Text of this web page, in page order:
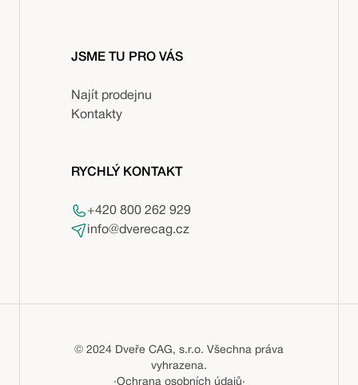
JSME TU PRO VÁS
Najít prodejnu
Kontakty
RYCHLÝ KONTAKT
+420 800 262 929
info@dverecag.cz
© 2024 Dveře CAG, s.r.o. Všechna práva
vyhrazena.
·Ochrana osobních údajů·